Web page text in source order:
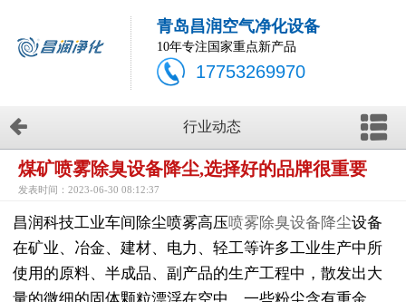
青岛昌润空气净化设备
10年专注国家重点新产品
17753269970
行业动态
煤矿喷雾除臭设备降尘,选择好的品牌很重要
发表时间：2023-06-30 08:12:37
昌润科技工业车间除尘喷雾高压喷雾除臭设备降尘设备
在矿业、冶金、建材、电力、轻工等许多工业生产中所
使用的原料、半成品、副产品的生产工程中，散发出大
量的微细的固体颗粒漂浮在空中，一些粉尘含有重金